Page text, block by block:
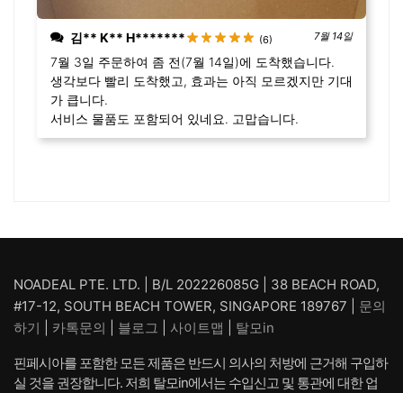
김** K** H******* (6) 7월 14일
7월 3일 주문하여 좀 전(7월 14일)에 도착했습니다.
생각보다 빨리 도착했고, 효과는 아직 모르겠지만 기대
가 큽니다.
서비스 물품도 포함되어 있네요. 고맙습니다.
NOADEAL PTE. LTD. | B/L 202226085G | 38 BEACH ROAD,
#17-12, SOUTH BEACH TOWER, SINGAPORE 189767 | 문의
하기
카톡문의 블로그 사이트맵 탈모in
핀페시아를 포함한 모든 제품은 반드시 의사의 처방에 근거해 구입하
실 것을 권장합니다. 저희 탈모in에서는 수입신고 및 통관에 대한 업